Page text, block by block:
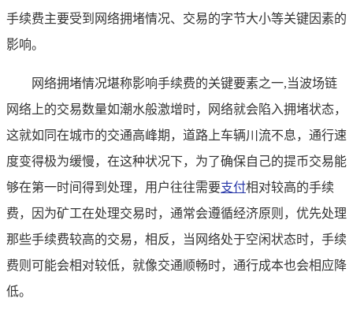
手续费主要受到网络拥堵情况、交易的字节大小等关键因素的
影响。
网络拥堵情况堪称影响手续费的关键要素之一,当波场链
网络上的交易数量如潮水般激增时，网络就会陷入拥堵状态，
这就如同在城市的交通高峰期，道路上车辆川流不息，通行速
度变得极为缓慢，在这种状况下，为了确保自己的提币交易能
够在第一时间得到处理，用户往往需要支付相对较高的手续
费，因为矿工在处理交易时，通常会遵循经济原则，优先处理
那些手续费较高的交易，相反，当网络处于空闲状态时，手续
费则可能会相对较低，就像交通顺畅时，通行成本也会相应降
低。